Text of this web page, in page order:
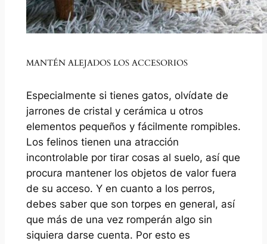
MANTÉN ALEJADOS LOS ACCESORIOS
Especialmente si tienes gatos, olvídate de
jarrones de cristal y cerámica u otros
elementos pequeños y fácilmente rompibles.
Los felinos tienen una atracción
incontrolable por tirar cosas al suelo, así que
procura mantener los objetos de valor fuera
de su acceso. Y en cuanto a los perros,
debes saber que son torpes en general, así
que más de una vez romperán algo sin
siquiera darse cuenta. Por esto es